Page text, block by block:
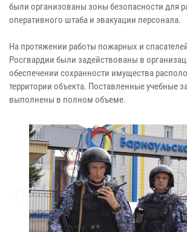
были организованы зоны безопасности для
оперативного штаба и эвакуации персонала.
На протяжении работы пожарных и
Росгвардии были задействованы в
обеспечении сохранности имущества
территории объекта. Поставленные учебные
выполнены в полном объеме.